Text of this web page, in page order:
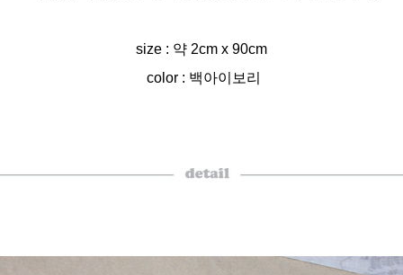
size : 약 2cm x 90cm
color : 백아이보리